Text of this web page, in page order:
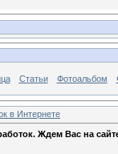
Статьи Фотоальбом
в Интернете
Ждем Вас на